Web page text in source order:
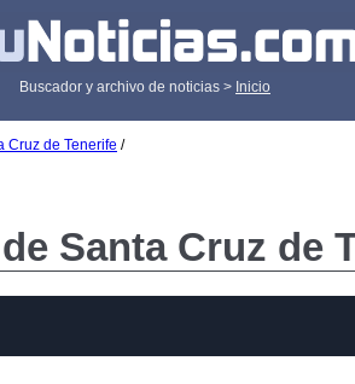
Buscador y archivo de noticias > Inicio
Cruz de Tenerife /
Santa Cruz de